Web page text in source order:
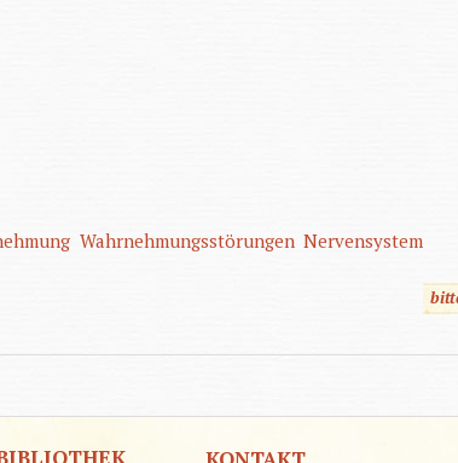
Wahrnehmungsstörungen Nervensystem